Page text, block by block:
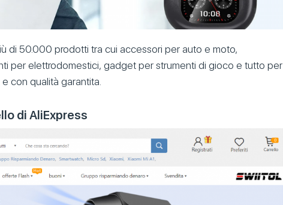
di 50.000 prodotti tra cui accessori per auto e moto,
per elettrodomestici, gadget per strumenti di gioco e tutto per
con qualità garantita.
di AliExpress